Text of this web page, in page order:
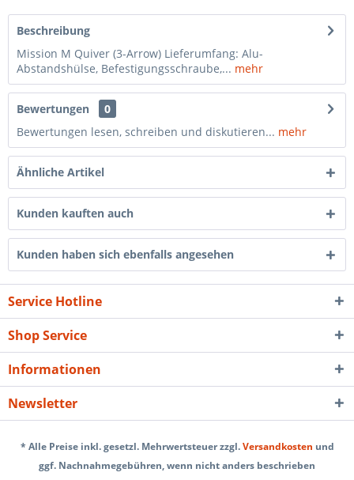
Beschreibung
Mission M Quiver (3-Arrow) Lieferumfang: Alu-
Abstandshülse, Befestigungsschraube,... mehr
Bewertungen
0
Bewertungen lesen, schreiben und diskutieren... mehr
Ähnliche Artikel
Kunden kauften auch
Kunden haben sich ebenfalls angesehen
Service Hotline
Shop Service
Informationen
Newsletter
* Alle Preise inkl. gesetzl. Mehrwertsteuer zzgl.Versandkosten und
ggf. Nachnahmegebühren, wenn nicht anders beschrieben